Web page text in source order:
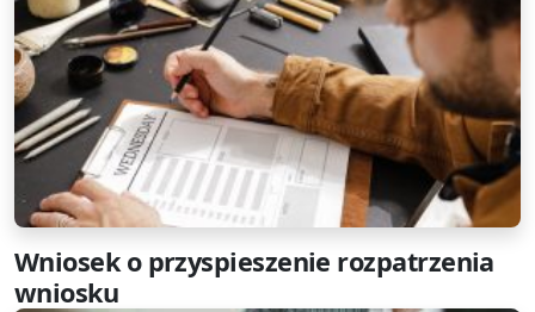
Wniosek o przyspieszenie rozpatrzenia
wniosku